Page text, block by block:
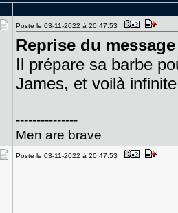
Posté le 03-11-2022 à 20:47:53
Reprise du
Il prépare sa barbe
James, et voilà
---------------
Men are brave
Posté le 03-11-2022 à 20:47:53